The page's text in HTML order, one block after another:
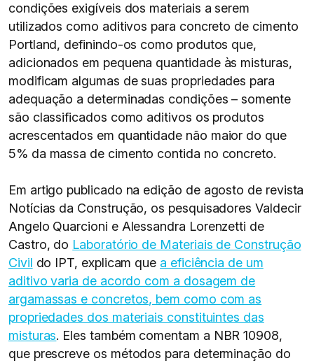
condições exigíveis dos materiais a serem
utilizados como aditivos para concreto de cimento
Portland, definindo-os como produtos que,
adicionados em pequena quantidade às misturas,
modificam algumas de suas propriedades para
adequação a determinadas condições – somente
são classificados como aditivos os produtos
acrescentados em quantidade não maior do que
5% da massa de cimento contida no concreto.
Em artigo publicado na edição de agosto de revista
Notícias da Construção, os pesquisadores Valdecir
Angelo Quarcioni e Alessandra Lorenzetti de
Castro, do Laboratório de Materiais de Construção
Civil do IPT, explicam que a eficiência de um
aditivo varia de acordo com a dosagem de
argamassas e concretos, bem como com as
propriedades dos materiais constituintes das
misturas. Eles também comentam a NBR 10908,
que prescreve os métodos para determinação do